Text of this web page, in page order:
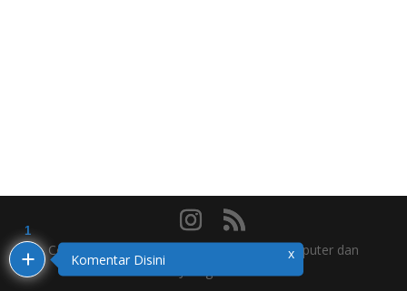
Copyright © 2023 Tim Website Teknik Komputer dan
1
Komentar Disini x